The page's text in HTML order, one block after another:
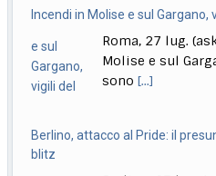
Formula1, Norris: "Mai avuta
Roma, 26 lug. (askanews) –
Gp di Ungheria. Il britannico,
Berlino, attacco al Pride: il
Berlino, 27 lug.
persone si sono
AI, una piattaforma open